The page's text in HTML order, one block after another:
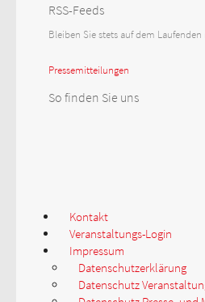
RSS-Feeds
Bleiben Sie stets auf dem Laufenden
Pressemitteilungen
So finden Sie uns
Kontakt
Veranstaltungs-Login
Impressum
Datenschutzerklärung
Datenschutz